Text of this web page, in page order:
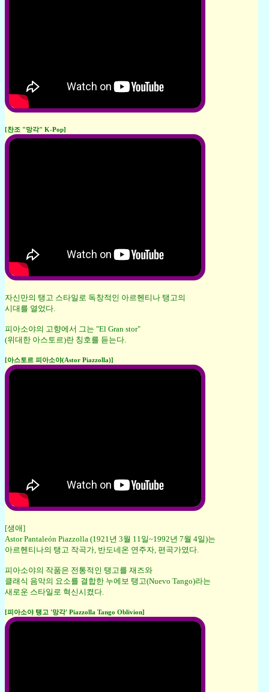
[찬조 "망각" K-Pop]
자신만의 탱고 스타일로 독창적인 아르헨티나 탱고의
시대를 열었다.
피아소야의 고향에서 그는 "El Gran stor"
(위대한 아스토르)란 칭호를 듣는다.
[아스토르 피아소야(Astor Piazzolla)]
[생애]
Astor Pantaleón Piazzolla (1921년 3월 11일~1992년 7월 4일)는
아르헨티나의 탱고 작곡가, 반도네온 연주자, 편곡가였다.
피아소야의 작품은 전통적인 탱고를 재즈와
클래식 음악의 요소를 결합한 누에보 탱고(Nuevo Tango)라는
새로운 스타일로 혁신시켰다.
[피아소야 탱고 '망각' Piazzolla Tango Oblivion]